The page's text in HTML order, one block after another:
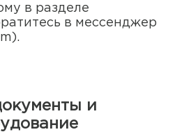
в разделе
в мессенджер
и